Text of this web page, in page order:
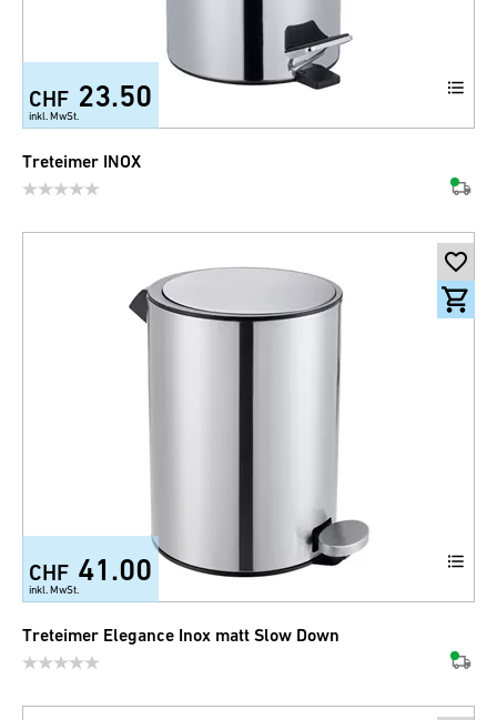
CHF 23.50
inkl. MwSt.
Treteimer INOX
CHF 41.00
inkl. MwSt.
Treteimer Elegance Inox matt Slow Down